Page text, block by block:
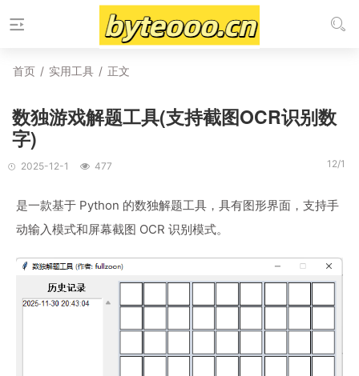
首页 / 实用工具 / 正文
数独游戏解题工具(支持截图OCR识别数
字)
2025-12-1 477 12/1
是一款基于 Python 的数独解题工具，具有图形界面，支持手
动输入模式和屏幕截图 OCR 识别模式。